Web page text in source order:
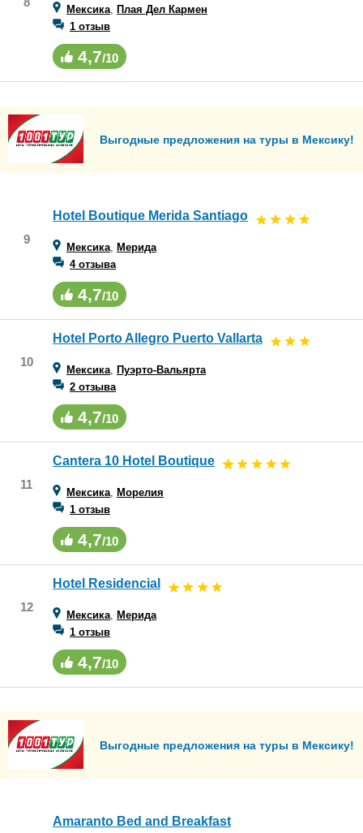
Мексика
Плая Дел Кармен
1 отзыв
4,7/10
Выгодные предложения на туры в Мексику!
9
Hotel Boutique Merida Santiago
Мексика
Мерида
4 отзыва
4,7/10
10
Hotel Porto Allegro Puerto Vallarta
Мексика
Пуэрто-Вальярта
2 отзыва
4,7/10
11
Cantera 10 Hotel Boutique
Мексика
Морелия
1 отзыв
4,7/10
12
Hotel Residencial
Мексика
Мерида
1 отзыв
4,7/10
Выгодные предложения на туры в Мексику!
Amaranto Bed and Breakfast